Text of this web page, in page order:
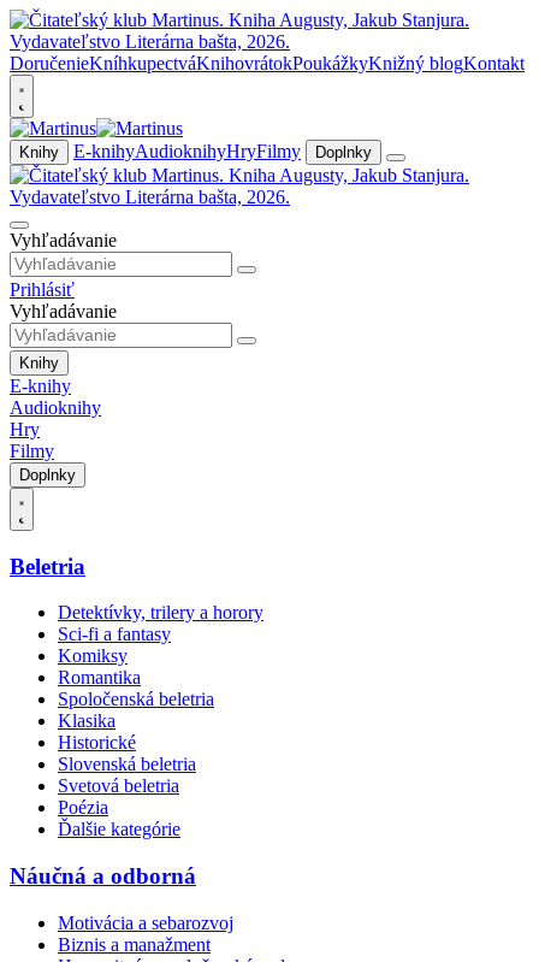
DoručenieKníhkupectváKnihovrátokPoukážkyKnižný blogKontakt
Knihy E-knihyAudioknihyHryFilmy Doplnky
Vyhľadávanie
Prihlásiť
Vyhľadávanie
Knihy
E-knihy
Audioknihy
Hry
Filmy
Doplnky
Beletria
Detektívky, trilery a horory
Sci-fi a fantasy
Komiksy
Romantika
Spoločenská beletria
Klasika
Historické
Slovenská beletria
Svetová beletria
Poézia
Ďalšie kategórie
Náučná a odborná
Motivácia a sebarozvoj
Biznis a manažment